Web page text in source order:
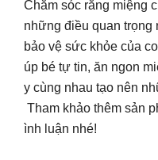
Chăm sóc răng miệng
những điều quan trọng
bảo vệ sức khỏe của
úp bé tự tin, ăn ngon
y cùng nhau tạo nên
Tham khảo thêm sản
ình luận nhé!